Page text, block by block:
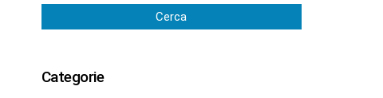
Cerca
Categorie